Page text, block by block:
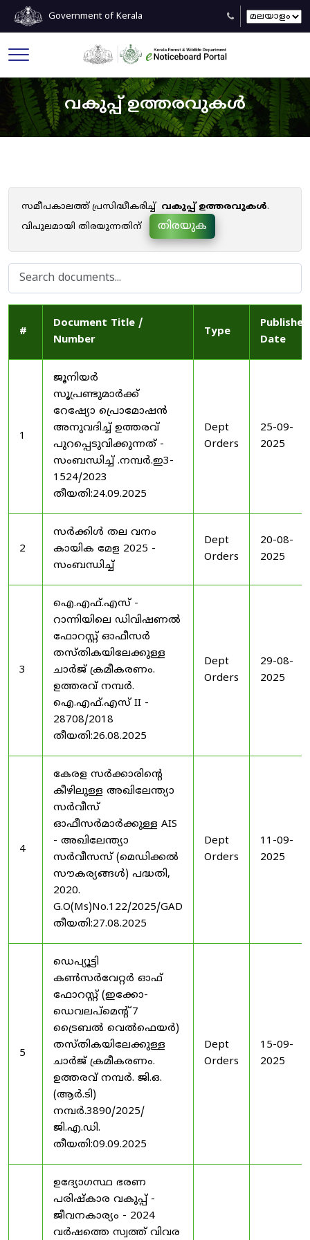
Government of Kerala
വകുപ്പ് ഉത്തരവുകൾ
സമീപകാലത്ത് പ്രസിദ്ധീകരിച്ച് വകുപ്പ് ഉത്തരവുകൾ.
വിപുലമായി തിരയുന്നതിന്
തിരയുക
#
Document Title /
Number
Type
Published
Date
1
ജൂനിയർ
സൂപ്രണ്ടുമാർക്ക്
റേഷ്യോ പ്രൊമോഷൻ
അനുവദിച്ച് ഉത്തരവ്
പുറപ്പെടുവിക്കുന്നത് -
സംബന്ധിച്ച് .നമ്പർ.ഇ3-
1524/2023
തീയതി:24.09.2025
Dept
Orders
25-09-
2025
2
സർക്കിൾ തല വനം
കായിക മേള 2025 -
സംബന്ധിച്ച്
Dept
Orders
20-08-
2025
3
ഐ.എഫ്.എസ് -
റാന്നിയിലെ ഡിവിഷണൽ
ഫോറസ്റ്റ് ഓഫീസർ
തസ്തികയിലേക്കുള്ള
ചാർജ് ക്രമീകരണം.
ഉത്തരവ് നമ്പർ.
ഐ.എഫ്.എസ് II -
28708/2018
തീയതി:26.08.2025
Dept
Orders
29-08-
2025
4
കേരള സർക്കാരിന്റെ
കീഴിലുള്ള അഖിലേന്ത്യാ
സർവീസ്
ഓഫീസർമാർക്കുള്ള AIS
- അഖിലേന്ത്യാ
സർവീസസ് (മെഡിക്കൽ
സൗകര്യങ്ങൾ) പദ്ധതി,
2020.
G.O(Ms)No.122/2025/GAD
തീയതി:27.08.2025
Dept
Orders
11-09-
2025
5
ഡെപ്യൂട്ടി
കൺസർവേറ്റർ ഓഫ്
ഫോറസ്റ്റ് (ഇക്കോ-
ഡെവലപ്മെന്റ് 7
ട്രൈബൽ വെൽഫെയർ)
തസ്തികയിലേക്കുള്ള
ചാർജ് ക്രമീകരണം.
ഉത്തരവ് നമ്പർ. ജി.ഒ.
(ആർ.ടി)
നമ്പർ.3890/2025/
ജി.എ.ഡി.
തീയതി:09.09.2025
Dept
Orders
15-09-
2025
ഉദ്യോഗസ്ഥ ഭരണ
പരിഷ്കാര വകുപ്പ് -
ജീവനകാര്യം - 2024
വർഷത്തെ സ്വത്ത് വിവര